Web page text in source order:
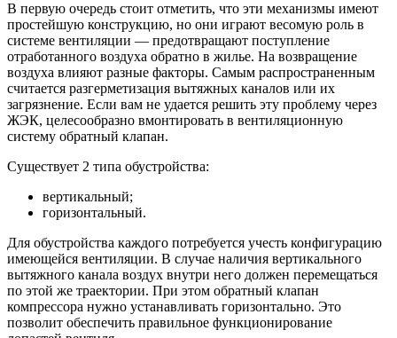
В первую очередь стоит отметить, что эти механизмы имеют
простейшую конструкцию, но они играют весомую роль в
системе вентиляции — предотвращают поступление
отработанного воздуха обратно в жилье. На возвращение
воздуха влияют разные факторы. Самым распространенным
считается разгерметизация вытяжных каналов или их
загрязнение. Если вам не удается решить эту проблему через
ЖЭК, целесообразно вмонтировать в вентиляционную
систему обратный клапан.
Существует 2 типа обустройства:
вертикальный;
горизонтальный.
Для обустройства каждого потребуется учесть конфигурацию
имеющейся вентиляции. В случае наличия вертикального
вытяжного канала воздух внутри него должен перемещаться
по этой же траектории. При этом обратный клапан
компрессора нужно устанавливать горизонтально. Это
позволит обеспечить правильное функционирование